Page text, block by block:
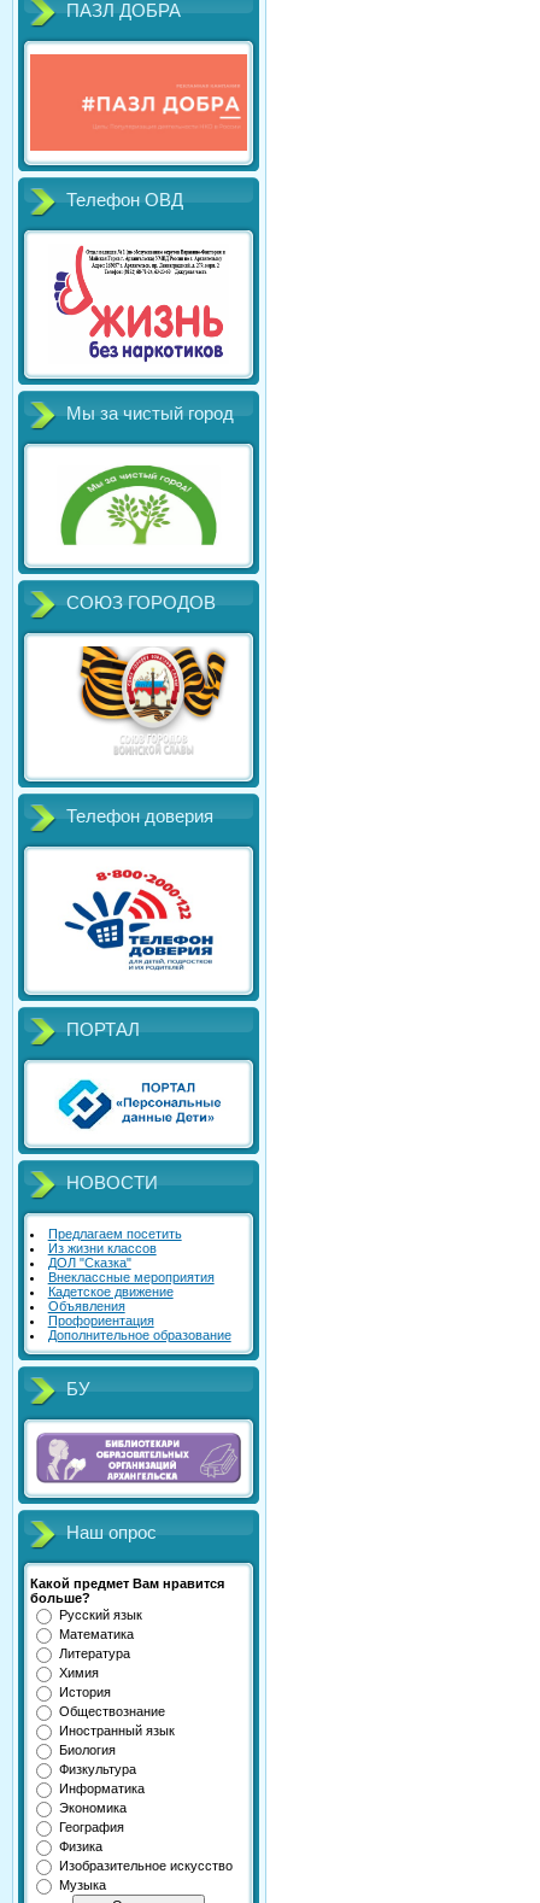
ПАЗЛ ДОБРА
Телефон ОВД
Мы за чистый город
СОЮЗ ГОРОДОВ
Телефон доверия
ПОРТАЛ
НОВОСТИ
Предлагаем посетить
Из жизни классов
ДОЛ "Сказка"
Внеклассные мероприятия
Кадетское движение
Объявления
Профориентация
Дополнительное образование
БУ
Наш опрос
Какой предмет Вам нравится
больше?
Русский язык
Математика
Литература
Химия
История
Обществознание
Иностранный язык
Биология
Физкультура
Информатика
Экономика
География
Физика
Изобразительное искусство
Музыка